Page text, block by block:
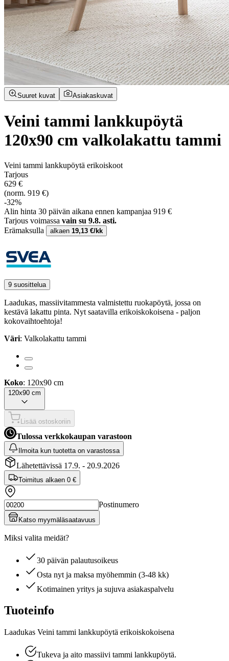
Suuret kuvat Asiakaskuvat
Veini tammi lankkupöytä
120x90 cm valkolakattu tammi
Veini tammi lankkupöytä erikoiskoot
Tarjous
629 €
(norm. 919 €)
-32%
Alin hinta 30 päivän aikana ennen kampanjaa 919 €
Tarjous voimassa vain su 9.8. asti.
Erämaksulla
alkaen 19,13 €/kk
9 suosittelua
Laadukas, massiivitammesta valmistettu ruokapöytä, jossa on
kestävä lakattu pinta. Nyt saatavilla erikoiskokoisena - paljon
kokovaihtoehtoja!
Väri: Valkolakattu tammi
Koko: 120x90 cm
120x90 cm
Lisää ostoskoriin
Tulossa verkkokaupan varastoon
Ilmoita kun tuotetta on varastossa
Lähetettävissä 17.9. - 20.9.2026
Toimitus alkaen 0 €
Postinumero
Katso myymäläsaatavuus
Miksi valita meidät?
30 päivän palautusoikeus
Osta nyt ja maksa myöhemmin (3-48 kk)
Kotimainen yritys ja sujuva asiakaspalvelu
Tuoteinfo
Laadukas Veini tammi lankkupöytä erikoiskokoisena
Tukeva ja aito massiivi tammi lankkupöytä.